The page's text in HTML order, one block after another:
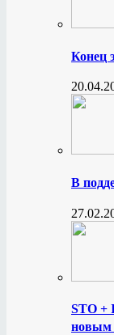
Конец
В
STO +
новым